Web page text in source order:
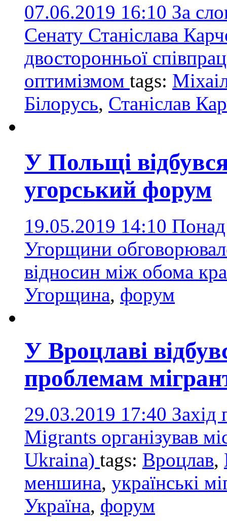
07.06.2019 16:10 За
Сенату Станіслава
двосторонньої
оптимізмом tags:
Білорусь, Станіслав
У Польщі
угорський форум
19.05.2019 14:10 Понад
Угорщини
відносин між обома
Угорщина, форум
У Вроцлаві
проблемам
29.03.2019 17:40
Migrants організував
Ukraina) tags: Вроцлав,
меншина, українські
Україна, форум